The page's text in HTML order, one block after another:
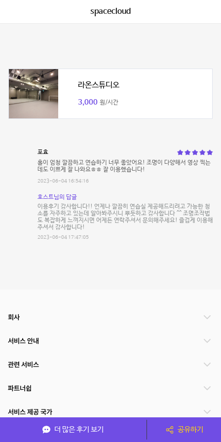
spacecloud
라온스튜디오
3,000 원/시간
포효
홀이 엄청 깔끔하고 연습하기 너무 좋았어요! 조명이 다양해서 영상 찍는
데도 이쁘게 잘 나와요ㅎㅎ 잘 이용했습니다!
2023-06-04 16:54:16
호스트님의 답글
이용후기 감사합니다!! 언제나 깔끔히 연습실 제공해드리려고 가능한 청
소를 자주하고 있는데 알아봐주시니 뿌듯하고 감사합니다 ^^ 조명조작법
도 복잡하게 느껴지시면 어제든 연락주셔서 문의해주세요! 즐겁게 이용해
주셔서 감사합니다!
2023-06-04 17:47:05
더 많은 후기 보기 공유하기
회사
서비스 안내
관련 서비스
파트너쉽
서비스 제공 국가